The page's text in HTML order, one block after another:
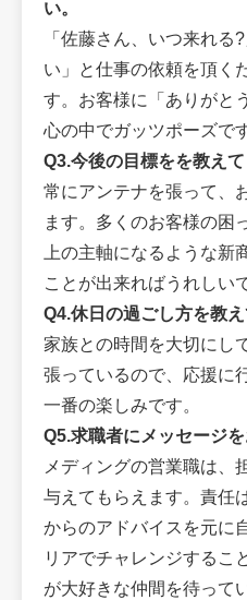
い。
「佐藤さん、いつ来れ
い」と仕事の依頼を頂く
す。お客様に「ありがと
心の中でガッツポーズです
Q3.今後の目標をを教えて
常にアンテナを張って、
ます。多くのお客様の困
上の主軸になるような新
ことが出来ればうれしい
Q4.休日の過ごし方を教え
家族との時間を大切にし
張っているので、応援に
一番の楽しみです。
Q5.求職者にメッセージを
メディングの営業職は、
与えてもらえます。責任
からのアドバイスを元に
リアでチャレンジするこ
が大好きな仲間を待って